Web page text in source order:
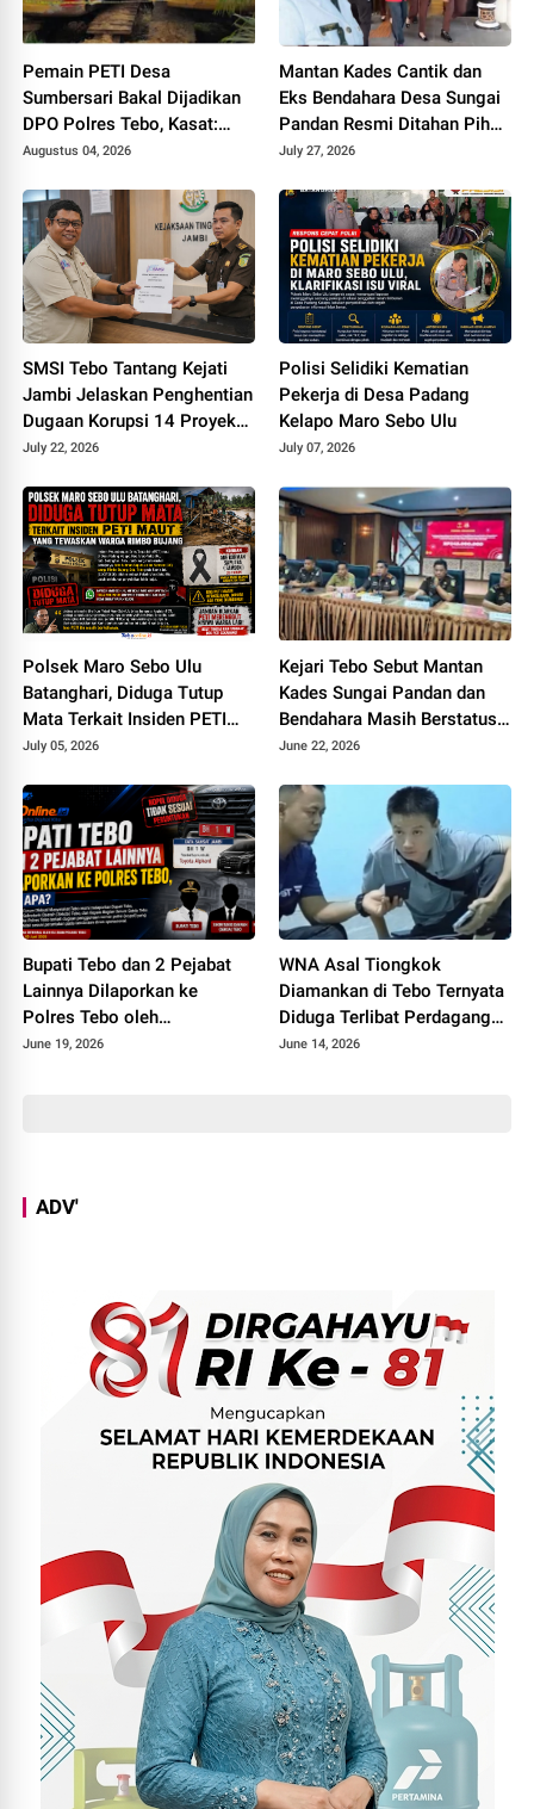
Pemain PETI Desa
Sumbersari Bakal Dijadikan
DPO Polres Tebo, Kasat:
Karena Tak Pernah Penuhi
Augustus 04, 2026
Mantan Kades Cantik dan
Eks Bendahara Desa Sungai
Pandan Resmi Ditahan Pihak
Kejari Tebo Terkait Dugaan
July 27, 2026
SMSI Tebo Tantang Kejati
Jambi Jelaskan Penghentian
Dugaan Korupsi 14 Proyek
DPUPR Tebo
July 22, 2026
Polisi Selidiki Kematian
Pekerja di Desa Padang
Kelapo Maro Sebo Ulu
July 07, 2026
Polsek Maro Sebo Ulu
Batanghari, Diduga Tutup
Mata Terkait Insiden PETI
Maut Yang Tewaskan Warga
July 05, 2026
Kejari Tebo Sebut Mantan
Kades Sungai Pandan dan
Bendahara Masih Berstatus
Saksi, Padahal Sudah Sita Rp
June 22, 2026
Bupati Tebo dan 2 Pejabat
Lainnya Dilaporkan ke
Polres Tebo oleh
Masyarakatnya, Ada Apa
June 19, 2026
WNA Asal Tiongkok
Diamankan di Tebo Ternyata
Diduga Terlibat Perdagangan
Orang, Datang ke Tebo
June 14, 2026
ADV'